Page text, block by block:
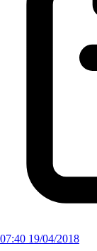
07:40 19/04/2018